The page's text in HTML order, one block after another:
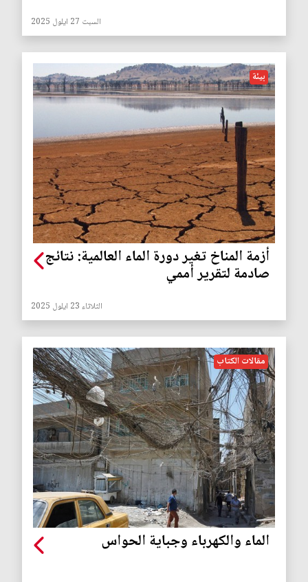
السبت 27 ايلول 2025
بيئة
أزمة المناخ تغير دورة الماء العالمية: نتائج
صادمة لتقرير أممي
الثلاثاء 23 ايلول 2025
مقالات الكتاب
الماء والكهرباء وجباية الحواس